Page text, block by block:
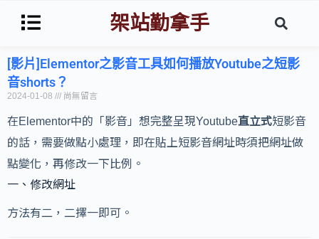
架站勤拿手
[影片]Elementor之影音工具如何播放Youtube之短影
音shorts？
2024-01-08 尚無留言
在Elementor中的「影音」想完整呈現Youtube直立式短影音
的話，需要做點小處理，即在貼上短影音網址時須把網址做
點變化，再修改一下比例。
一、修改網址
方法有二，二擇一即可。